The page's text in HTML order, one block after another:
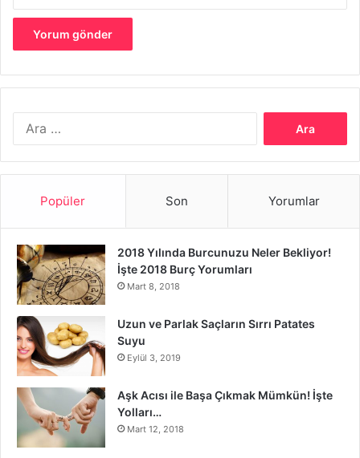
sürün. On dakika sonra cildinizi yıkayın.
Popüler Son Yorumlar
2018 Yılında Burcunuzu Neler Bekliyor!
İşte 2018 Burç Yorumları
Mart 8, 2018
Uzun ve Parlak Saçların Sırrı Patates
Suyu
Eylül 3, 2019
Aşk Acısı ile Başa Çıkmak Mümkün! İşte
Yolları…
Mart 12, 2018